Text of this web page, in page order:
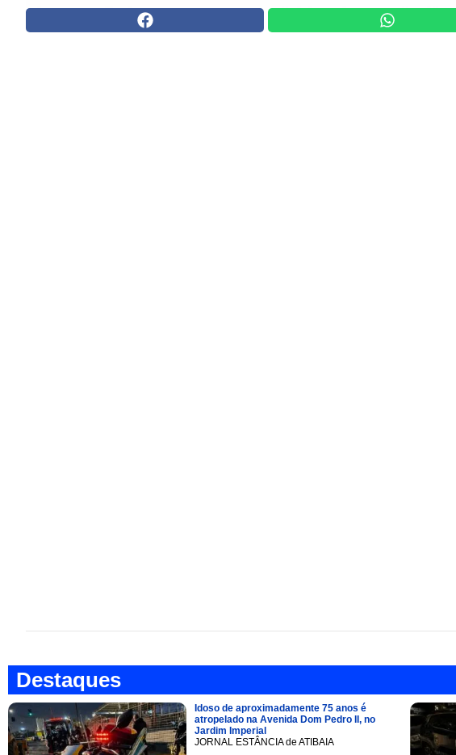
Destaques
Idoso de aproximadamente 75 anos é
atropelado na Avenida Dom Pedro II, no
Jardim Imperial
JORNAL ESTÂNCIA de ATIBAIA